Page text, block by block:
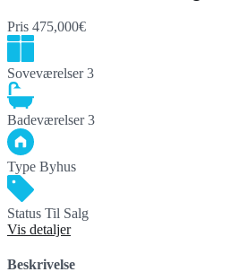
Pris 475,000€
Soveværelser 3
Badeværelser 3
Type Byhus
Status Til Salg
Vis detaljer
Beskrivelse